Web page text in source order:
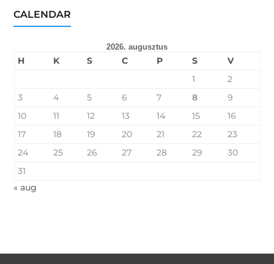
CALENDAR
2026. augusztus
H K S C P S
V
1
2
3
4 5 6 7 8
9
10
11 12 13 14 15
16
17
18 19 20 21 22
23
24
25 26 27 28 29
30
31
« aug